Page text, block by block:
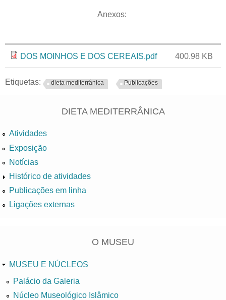
Anexos:
DOS MOINHOS E DOS CEREAIS.pdf 400.98 KB
Etiquetas: dieta mediterrânica Publicações
DIETA MEDITERRÂNICA
Atividades
Exposição
Notícias
Histórico de atividades
Publicações em linha
Ligações externas
O MUSEU
MUSEU E NÚCLEOS
Palácio da Galeria
Núcleo Museológico Islâmico